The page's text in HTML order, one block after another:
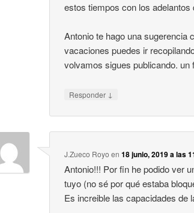
estos tiempos con los
Antonio te hago una
vacaciones puedes ir
volvamos sigues publicando. un
Responder ↓
J.Zueco Royo en18 junio, 2019 a las
Antonio!!! Por fin he podido ver
tuyo (no sé por qué estaba
Es increible las capacidades de